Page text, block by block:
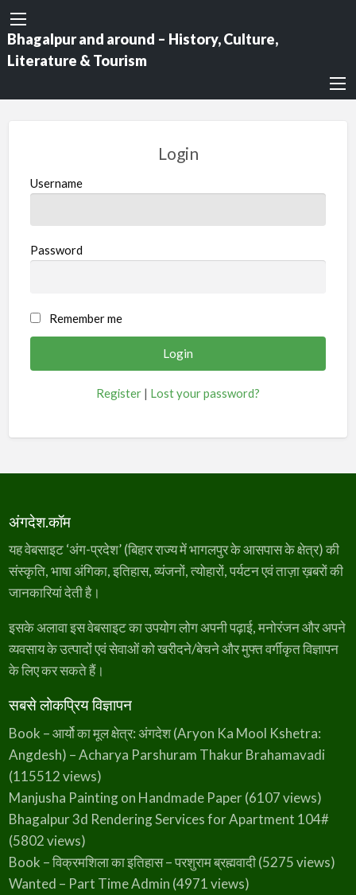
Bhagalpur and around – History, Culture,
Literature & Tourism
Login
Username
Password
Remember me
Register | Lost your password?
अंगदेश.कॉम
यह वेबसाइट ‘अंग-प्रदेश’ (बिहार राज्य में भागलपुर के आसपास के क्षेत्र) की
संस्कृति, भाषा अंगिका, इतिहास, व्यंजनों, त्योहारों, पर्यटन एवं ताज़ा ख़बरों की
जानकारियां देती है।
इसके अलावा इस वेबसाइट का उपयोग लोग अपनी पढ़ाई, मनोरंजन और अपने
व्यवसाय के उत्पादों एवं सेवाओं को खरीदने/बेचने और मुफ्त वर्गीकृत विज्ञापन
के लिए कर सकते हैं।
सबसे लोकप्रिय विज्ञापन
Book – आर्यो का मूल क्षेत्र: अंगदेश (Aryon Ka Mool Kshetra:
Angdesh) – Acharya Parshuram Thakur Brahamavadi
(115512 views)
Manjusha Painting on Handmade Paper(6107 views)
Bhagalpur 3d Rendering Services for Apartment 104#
(5802 views)
Book – विक्रमशिला का इतिहास – परशुराम ब्रह्मवादी(5275 views)
Wanted – Part Time Admin (4971 views)